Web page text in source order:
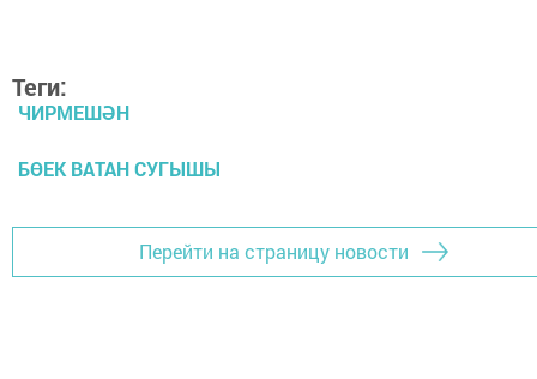
Теги:
ЧИРМЕШӘН
БӨЕК ВАТАН СУГЫШЫ
Перейти на страницу новости